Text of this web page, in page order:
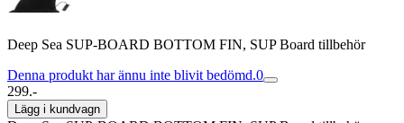
Deep Sea SUP-BOARD BOTTOM FIN, SUP Board tillbehör
Denna produkt har ännu inte blivit bedömd.0
299.-
Lägg i kundvagn